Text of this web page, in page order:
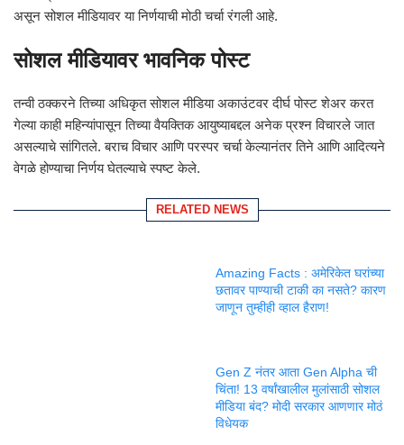
असून सोशल मीडियावर या निर्णयाची मोठी चर्चा रंगली आहे.
सोशल मीडियावर भावनिक पोस्ट
तन्वी ठक्करने तिच्या अधिकृत सोशल मीडिया अकाउंटवर दीर्घ पोस्ट शेअर करत
गेल्या काही महिन्यांपासून तिच्या वैयक्तिक आयुष्याबद्दल अनेक प्रश्न विचारले जात
असल्याचे सांगितले. बराच विचार आणि परस्पर चर्चा केल्यानंतर तिने आणि आदित्यने
वेगळे होण्याचा निर्णय घेतल्याचे स्पष्ट केले.
RELATED NEWS
Amazing Facts : अमेरिकेत घरांच्या
छतावर पाण्याची टाकी का नसते? कारण
जाणून तुम्हीही व्हाल हैराण!
Gen Z नंतर आता Gen Alpha ची
चिंता! 13 वर्षांखालील मुलांसाठी सोशल
मीडिया बंद? मोदी सरकार आणणार मोठं
विधेयक